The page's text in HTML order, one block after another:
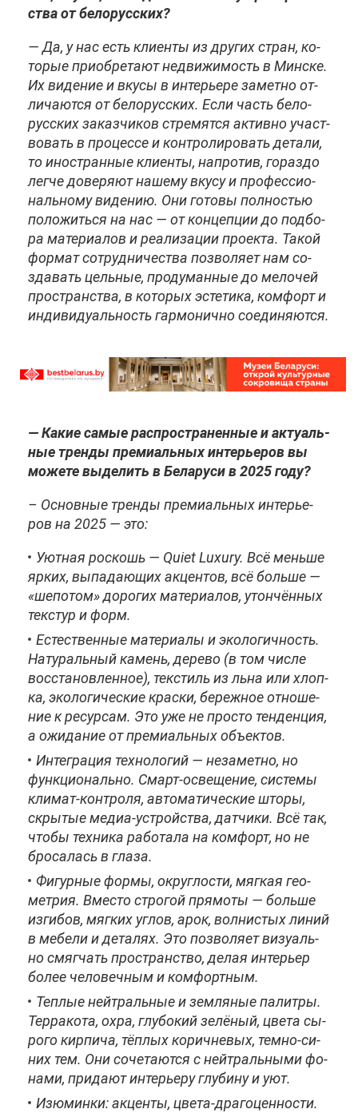
ства от бе­ло­рус­ских?
— Да, у нас есть кли­ен­ты из дру­гих стран, ко­
то­рые при­об­ре­та­ют недви­жи­мость в Мин­ске.
Их ви­де­ние и вку­сы в ин­те­рье­ре за­мет­но от­
ли­ча­ют­ся от бе­ло­рус­ских. Ес­ли часть бе­ло­
рус­ских за­каз­чи­ков стре­мят­ся ак­тив­но участ­
во­вать в про­цес­се и кон­тро­ли­ро­вать де­та­ли,
то ино­стран­ные кли­ен­ты, на­про­тив, го­раз­до
лег­че до­ве­ря­ют на­ше­му вку­су и про­фес­си­о­
наль­но­му ви­де­нию. Они го­то­вы пол­но­стью
по­ло­жить­ся на нас — от кон­цеп­ции до под­бо­
ра ма­те­ри­а­лов и ре­а­ли­за­ции про­ек­та. Та­кой
фор­мат со­труд­ни­че­ства поз­во­ля­ет нам со­
зда­вать цель­ные, про­ду­ман­ные до ме­ло­чей
про­стран­ства, в ко­то­рых эс­те­ти­ка, ком­форт и
ин­ди­ви­ду­аль­ность гар­мо­нич­но со­еди­ня­ют­ся.
— Ка­кие са­мые рас­про­стра­нен­ные и ак­ту­аль­
ные трен­ды пре­ми­аль­ных ин­те­рье­ров вы
мо­же­те вы­де­лить в Бе­ла­ру­си в 2025 го­ду?
– Ос­нов­ные трен­ды пре­ми­аль­ных ин­те­рье­
ров на 2025 — это:
Уют­ная рос­кошь — Quiet Luxury. Всё мень­ше
яр­ких, вы­па­да­ю­щих ак­цен­тов, всё боль­ше —
«ше­по­том» до­ро­гих ма­те­ри­а­лов, утон­чён­ных
тек­стур и форм.
Есте­ствен­ные ма­те­ри­а­лы и эко­ло­гич­ность.
На­ту­раль­ный ка­мень, де­ре­во (в том чис­ле
вос­ста­нов­лен­ное), тек­стиль из льна или хлоп­
ка, эко­ло­ги­че­ские крас­ки, бе­реж­ное от­но­ше­
ние к ре­сур­сам. Это уже не про­сто тен­ден­ция,
а ожи­да­ние от пре­ми­аль­ных объ­ек­тов.
Ин­те­гра­ция тех­но­ло­гий — неза­мет­но, но
функ­ци­о­наль­но. Смарт-осве­ще­ние, си­сте­мы
кли­мат-кон­тро­ля, ав­то­ма­ти­че­ские што­ры,
скры­тые ме­диа-устрой­ства, дат­чи­ки. Всё так,
что­бы тех­ни­ка ра­бо­та­ла на ком­форт, но не
бро­са­лась в гла­за.
Фи­гур­ные фор­мы, округ­ло­сти, мяг­кая гео­
мет­рия. Вме­сто стро­гой пря­мо­ты — боль­ше
из­ги­бов, мяг­ких уг­лов, арок, вол­ни­стых ли­ний
в ме­бе­ли и де­та­лях. Это поз­во­ля­ет ви­зу­аль­
но смяг­чать про­стран­ство, де­лая ин­те­рьер
бо­лее че­ло­веч­ным и ком­форт­ным.
Теп­лые ней­траль­ные и зем­ля­ные па­лит­ры.
Тер­ра­ко­та, ох­ра, глу­бо­кий зе­лё­ный, цве­та сы­
ро­го кир­пи­ча, тёп­лых ко­рич­не­вых, тем­но-си­
них тем. Они со­че­та­ют­ся с ней­траль­ны­ми фо­
на­ми, при­да­ют ин­те­рье­ру глу­би­ну и уют.
Изю­мин­ки: ак­цен­ты, цве­та-дра­го­цен­но­сти.